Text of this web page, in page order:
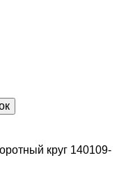
круг 140109-